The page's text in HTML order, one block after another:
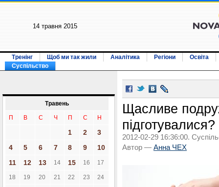
14 травня 2015
Тренінг Щоб ми так жили Аналітика Регіони
Освіта
Суспільство
Травень
П В С Ч П С Н
1 2
3
4
5 6 7 8 9
10
11
12 13 14 15 16 17
18 19 20 21 22 23 24
Щасливе
підготувалися?
2012-02-29 16:36:00.
Автор — Анна ЧЕХ